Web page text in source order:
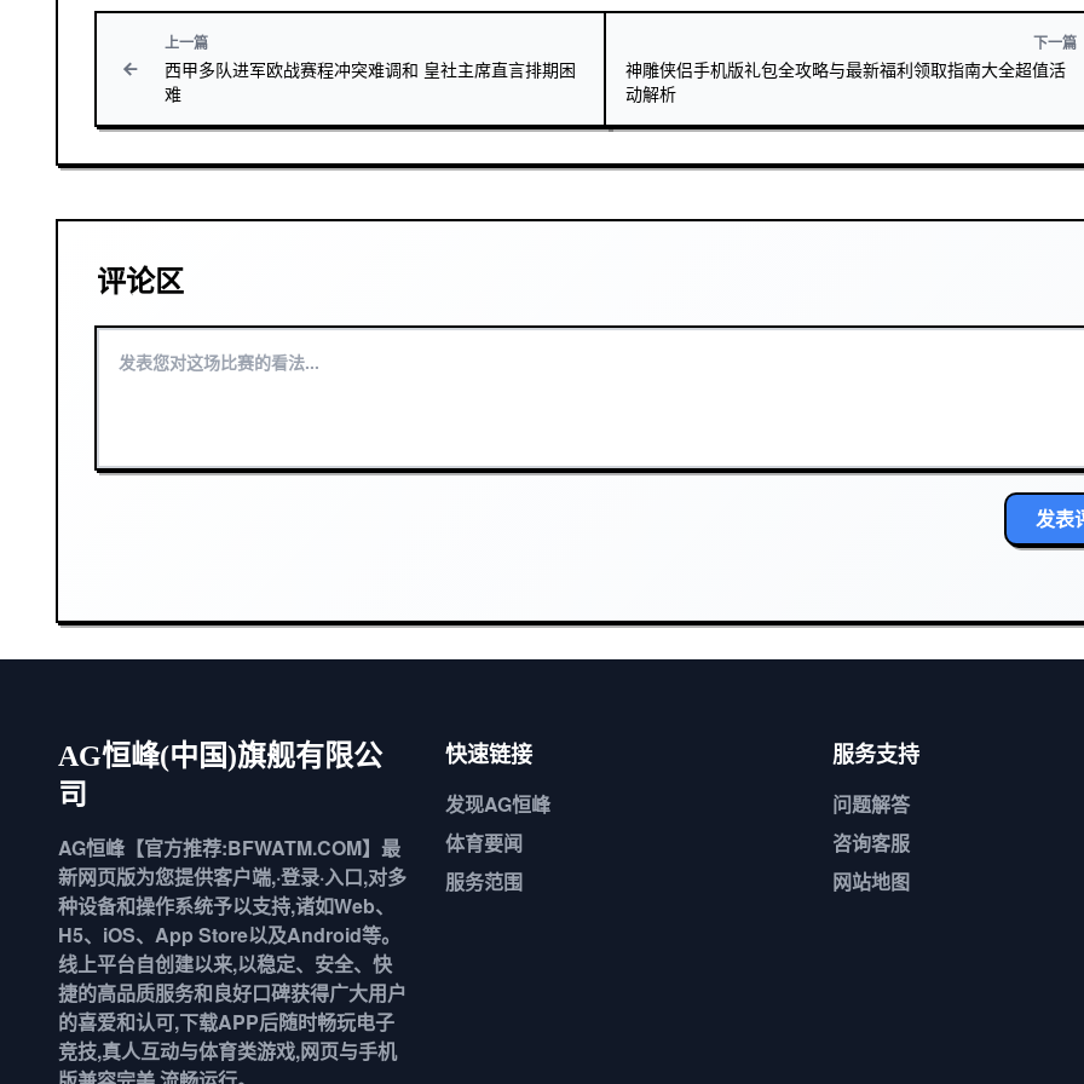
上一篇
西甲多队进军欧战赛程冲突难调和 皇社主席直言排期困
难
下一篇
神雕侠侣手机版礼包全攻略与最新福利领取指南大全超值活
动解析
评论区
发表
AG恒峰(中国)旗舰有限公
司
AG恒峰【官方推荐:BFWATM.COM】最
新网页版为您提供客户端,·登录·入口,对多
种设备和操作系统予以支持,诸如Web、
H5、iOS、App Store以及Android等。
线上平台自创建以来,以稳定、安全、快
捷的高品质服务和良好口碑获得广大用户
的喜爱和认可,下载APP后随时畅玩电子
竞技,真人互动与体育类游戏,网页与手机
快速链接
发现AG恒峰
体育要闻
服务范围
服务支持
问题解答
咨询客服
网站地图